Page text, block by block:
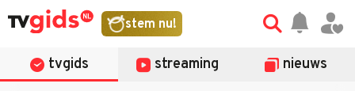
stem nu!
tvgids streaming nieuws